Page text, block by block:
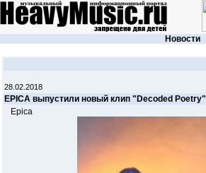
Новости
28.02.2018
EPICA выпустили новый клип "Decoded Poetry"
Epica